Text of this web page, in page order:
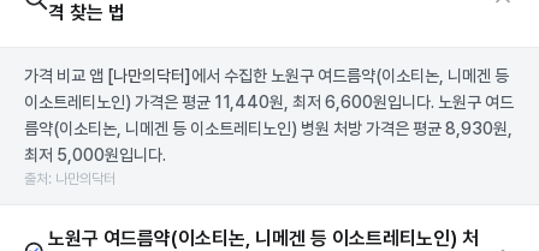
격 찾는 법
가격 비교 앱 [나만의닥터] 에서 수집한 노원구 여드름약(이소티논, 니메겐 등
이소트레티노인) 가격은 평균 11,440원, 최저 6,600원입니다. 노원구 여드
름약(이소티논, 니메겐 등 이소트레티노인) 병원 처방 가격은 평균 8,930원,
최저 5,000원입니다.
출처: 나만의닥터
노원구 여드름약(이소티논, 니메겐 등 이소트레티노인) 처